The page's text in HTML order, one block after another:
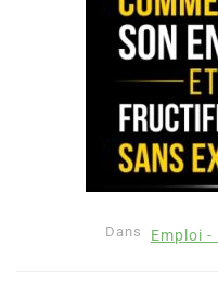
Dans Emploi -